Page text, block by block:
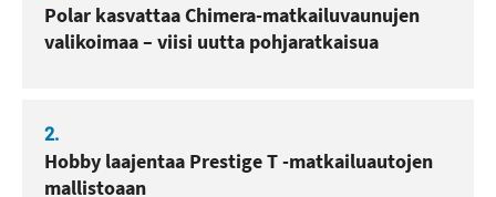
Polar kasvattaa Chimera-matkailuvaunujen
valikoimaa – viisi uutta pohjaratkaisua
2.
Hobby laajentaa Prestige T -matkailuautojen
mallistoaan